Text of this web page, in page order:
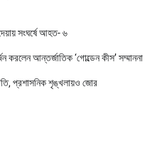
সংঘর্ষে আহত- ৬
করলেন আন্তর্জাতিক ‘গোল্ডেন কীস’ সম্মাননা
প্রশাসনিক শৃঙ্খলায়ও জোর